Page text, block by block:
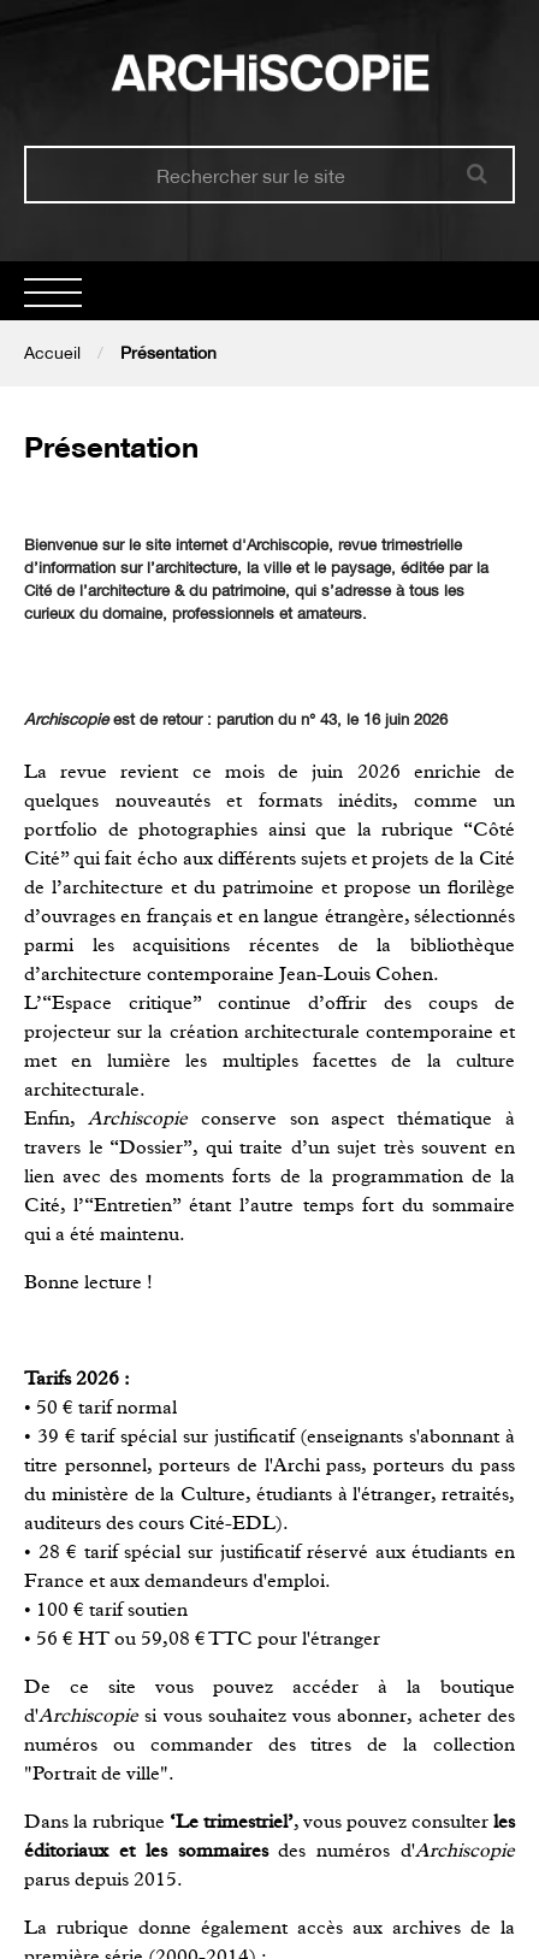
Accueil Présentation
Présentation
Bienvenue sur le site internet d'Archiscopie, revue trimestrielle
d’information sur l’architecture, la ville et le paysage, éditée par la
Cité de l’architecture & du patrimoine, qui s’adresse à tous les
curieux du domaine, professionnels et amateurs.
Archiscopieest de retour : parution du n° 43, le 16 juin 2026
La revue revient ce mois de juin 2026 enrichie de
quelques nouveautés et formats inédits, comme un
portfolio de photographies ainsi que la rubrique “Côté
Cité” qui fait écho aux différents sujets et projets de la Cité
de l’architecture et du patrimoine et propose un florilège
d’ouvrages en français et en langue étrangère, sélectionnés
parmi les acquisitions récentes de la bibliothèque
d’architecture contemporaine Jean-Louis Cohen.
L’“Espace critique” continue d’offrir des coups de
projecteur sur la création architecturale contemporaine et
met en lumière les multiples facettes de la culture
architecturale.
Enfin, Archiscopie conserve son aspect thématique à
travers le “Dossier”, qui traite d’un sujet très souvent en
lien avec des moments forts de la programmation de la
Cité, l’“Entretien” étant l’autre temps fort du sommaire
qui a été maintenu.
Bonne lecture !
Tarifs 2026 :
• 50 € tarif normal
• 39 € tarif spécial sur justificatif (enseignants s'abonnant à
titre personnel, porteurs de l'Archi pass, porteurs du pass
du ministère de la Culture, étudiants à l'étranger, retraités,
auditeurs des cours Cité-EDL).
• 28 € tarif spécial sur justificatif réservé aux étudiants en
France et aux demandeurs d'emploi.
• 100 € tarif soutien
• 56 € HT ou 59,08 € TTC pour l'étranger
De ce site vous pouvez accéder à la boutique
d'Archiscopiesi vous souhaitez vous abonner, acheter des
numéros ou commander des titres de la collection
"Portrait de ville".
Dans la rubrique ‘Le trimestriel’, vous pouvez consulter les
éditoriaux et les sommairesdes numéros d'Archiscopie
parus depuis 2015.
La rubrique donne également accès aux archives de la